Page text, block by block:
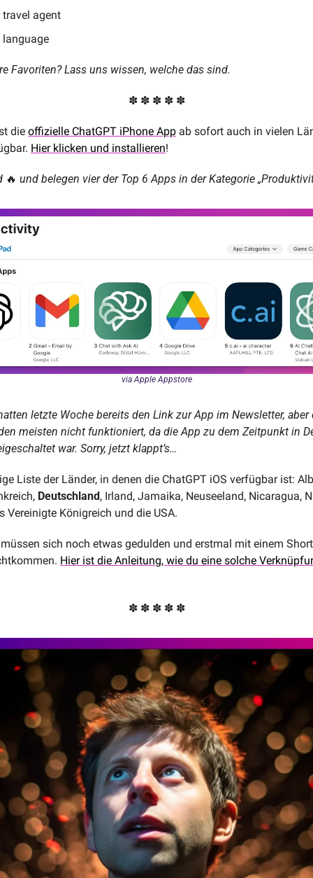
travel agent
language
Favoriten? Lass uns wissen, welche das sind.
✽ ✽ ✽ ✽ ✽
die offizielle ChatGPT iPhone App ab sofort auch in vielen
Hier klicken und installieren!
🔥 und belegen vier der Top 6 Apps in der Kategorie
via Apple Appstore
letzte Woche bereits den Link zur App im Newsletter, aber
meisten nicht funktioniert, da die App zu dem Zeitpunkt in
war. Sorry, jetzt klappt’s…
Liste der Länder, in denen die ChatGPT iOS verfügbar ist:
Deutschland, Irland, Jamaika, Neuseeland, Nicaragua,
Vereinigte Königreich und die USA.
sich noch etwas gedulden und erstmal mit einem
Hier ist die Anleitung, wie du eine solche
✽ ✽ ✽ ✽ ✽